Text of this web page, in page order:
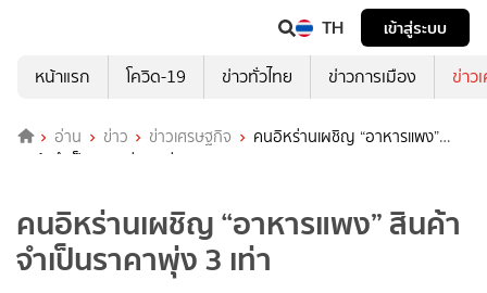
TH
เข้าสู่ระบบ
หน้าแรก
โควิด-19 ข่าวทั่วไทย ข่าวการเมือง ข่าว
อ่าน ข่าว ข่าวเศรษฐกิจ
คนอิหร่านเผชิญ “อาหารแพง”
สินค้าจำเป็นราคาพุ่ง 3 เท่า
คนอิหร่านเผชิญ “อาหารแพง” สินค้า
จำเป็นราคาพุ่ง 3 เท่า